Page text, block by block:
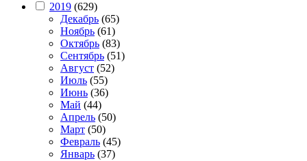
2019 (629)
Декабрь (65)
Ноябрь (61)
Октябрь (83)
Сентябрь (51)
Август (52)
Июль (55)
Июнь (36)
Май (44)
Апрель (50)
Март (50)
Февраль (45)
Январь (37)